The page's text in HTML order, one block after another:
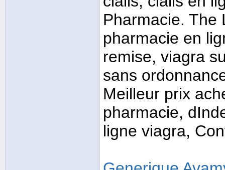
Pharmacie. The
pharmacie en
remise, viagra
sans
Meilleur prix
pharmacie,
ligne viagra,